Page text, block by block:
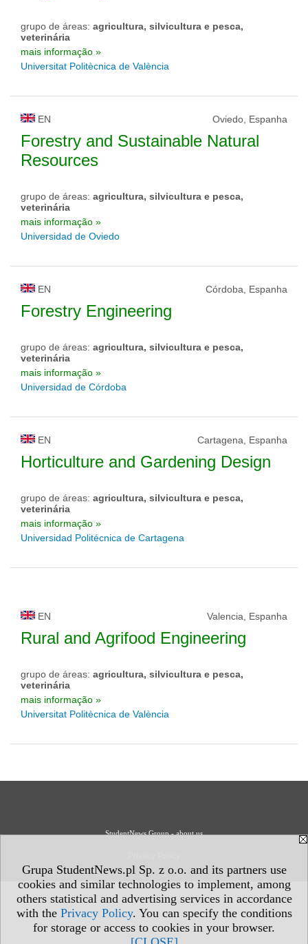
Grupa StudentNews.pl Sp. z o.o. and its partners use
cookies and similar technologies to implement, among
others statistical and advertising services in accordance
with the Privacy Policy. You can specify the conditions
for storage or access to cookies in your browser.
grupo de áreas: agricultura, silvicultura e pesca,
veterinária
mais informação »
Universitat Politècnica de València
EN Oviedo, Espanha
Forestry and Sustainable Natural
Resources
grupo de áreas: agricultura, silvicultura e pesca,
veterinária
mais informação »
Universidad de Oviedo
EN Córdoba, Espanha
Forestry Engineering
grupo de áreas: agricultura, silvicultura e pesca,
veterinária
mais informação »
Universidad de Córdoba
EN Cartagena, Espanha
Horticulture and Gardening Design
grupo de áreas: agricultura, silvicultura e pesca,
veterinária
mais informação »
Universidad Politécnica de Cartagena
EN Valencia, Espanha
Rural and Agrifood Engineering
grupo de áreas: agricultura, silvicultura e pesca,
veterinária
mais informação »
Universitat Politècnica de València
StudentNews Group - about us